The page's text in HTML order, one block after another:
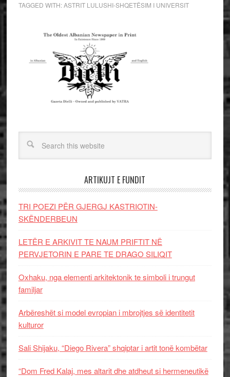
TAGGED WITH:ASTRIT LULUSHI-SHQETËSIM I UNIVERSIT
ARTIKUJT E FUNDIT
TRI POEZI PËR GJERGJ KASTRIOTIN-
SKËNDERBEUN
LETËR E ARKIVIT TE NAUM PRIFTIT NË
PERVJETORIN E PARE TE DRAGO SILIQIT
Oxhaku, nga elementi arkitektonik te simboli i trungut
familjar
Arbëreshët si model evropian i mbrojtjes së identitetit
kulturor
Sali Shijaku, “Diego Rivera” shqiptar i artit tonë kombëtar
“Dom Fred Kalaj, mes altarit dhe atdheut si hermeneutikë